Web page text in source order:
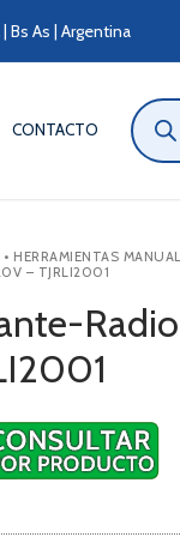
Bs As | Argentina
CONTACTO
de
• HERRAMIENTAS
– TJRLI2001